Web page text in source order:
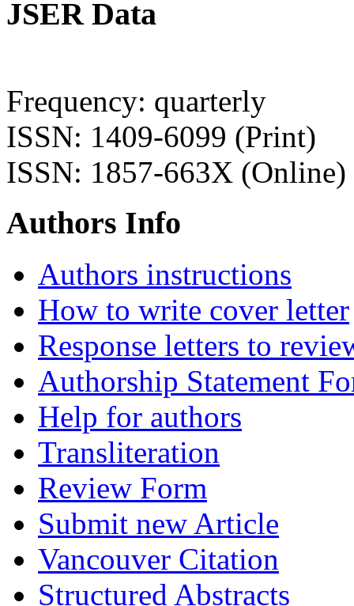
JSER Data
Frequency: quarterly
ISSN: 1409-6099 (Print)
ISSN: 1857-663X (Online)
Authors Info
Authors instructions
How to write cover letter
Response letters to
Authorship Statement
Help for authors
Transliteration
Review Form
Submit new Article
Vancouver Citation
Structured Abstracts